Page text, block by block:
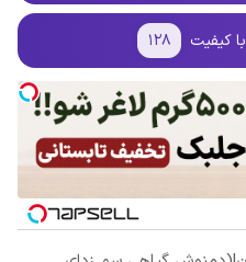
کیفیت ۱۲۸